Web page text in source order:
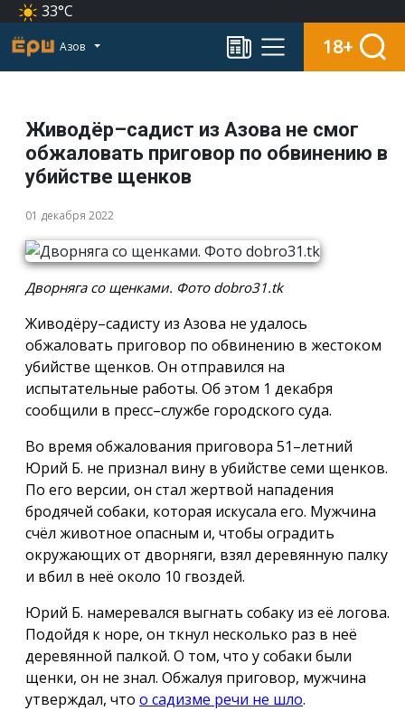
33°C
Азов 18+
Живодёр–садист из Азова не смог
обжаловать приговор по обвинению в
убийстве щенков
01 декабря 2022
Дворняга со щенками. Фото dobro31.tk
Живодёру–садисту из Азова не удалось
обжаловать приговор по обвинению в жестоком
убийстве щенков. Он отправился на
испытательные работы. Об этом 1 декабря
сообщили в пресс–службе городского суда.
Во время обжалования приговора 51–летний
Юрий Б. не признал вину в убийстве семи щенков.
По его версии, он стал жертвой нападения
бродячей собаки, которая искусала его. Мужчина
счёл животное опасным и, чтобы оградить
окружающих от дворняги, взял деревянную палку
и вбил в неё около 10 гвоздей.
Юрий Б. намеревался выгнать собаку из её логова.
Подойдя к норе, он ткнул несколько раз в неё
деревянной палкой. О том, что у собаки были
щенки, он не знал. Обжалуя приговор, мужчина
утверждал, что о садизме речи не шло.